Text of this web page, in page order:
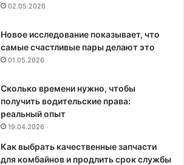
02.05.2026
Новое исследование показывает, что
самые счастливые пары делают это
01.05.2026
Сколько времени нужно, чтобы
получить водительские права:
реальный опыт
19.04.2026
Как выбрать качественные запчасти
для комбайнов и продлить срок службы